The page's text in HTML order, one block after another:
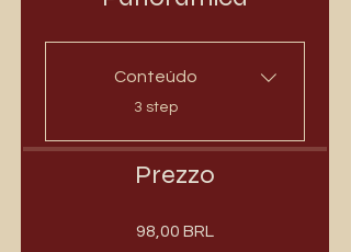
Conteúdo
.
3 step
Prezzo
98,00 BRL